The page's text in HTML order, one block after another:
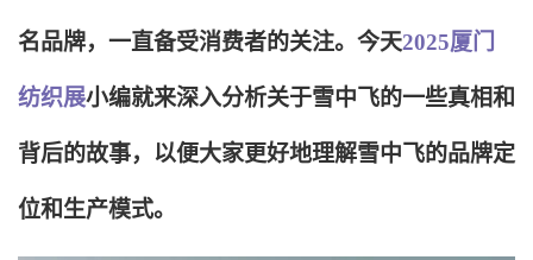
名品牌，一直备受消费者的关注。今天2025厦门
纺织展小编就来深入分析关于雪中飞的一些真相和
背后的故事，以便大家更好地理解雪中飞的品牌定
位和生产模式。